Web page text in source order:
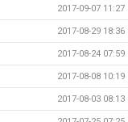
2017-09-07 11:27
2017-08-29 18:36
2017-08-24 07:59
2017-08-08 10:19
2017-08-03 08:13